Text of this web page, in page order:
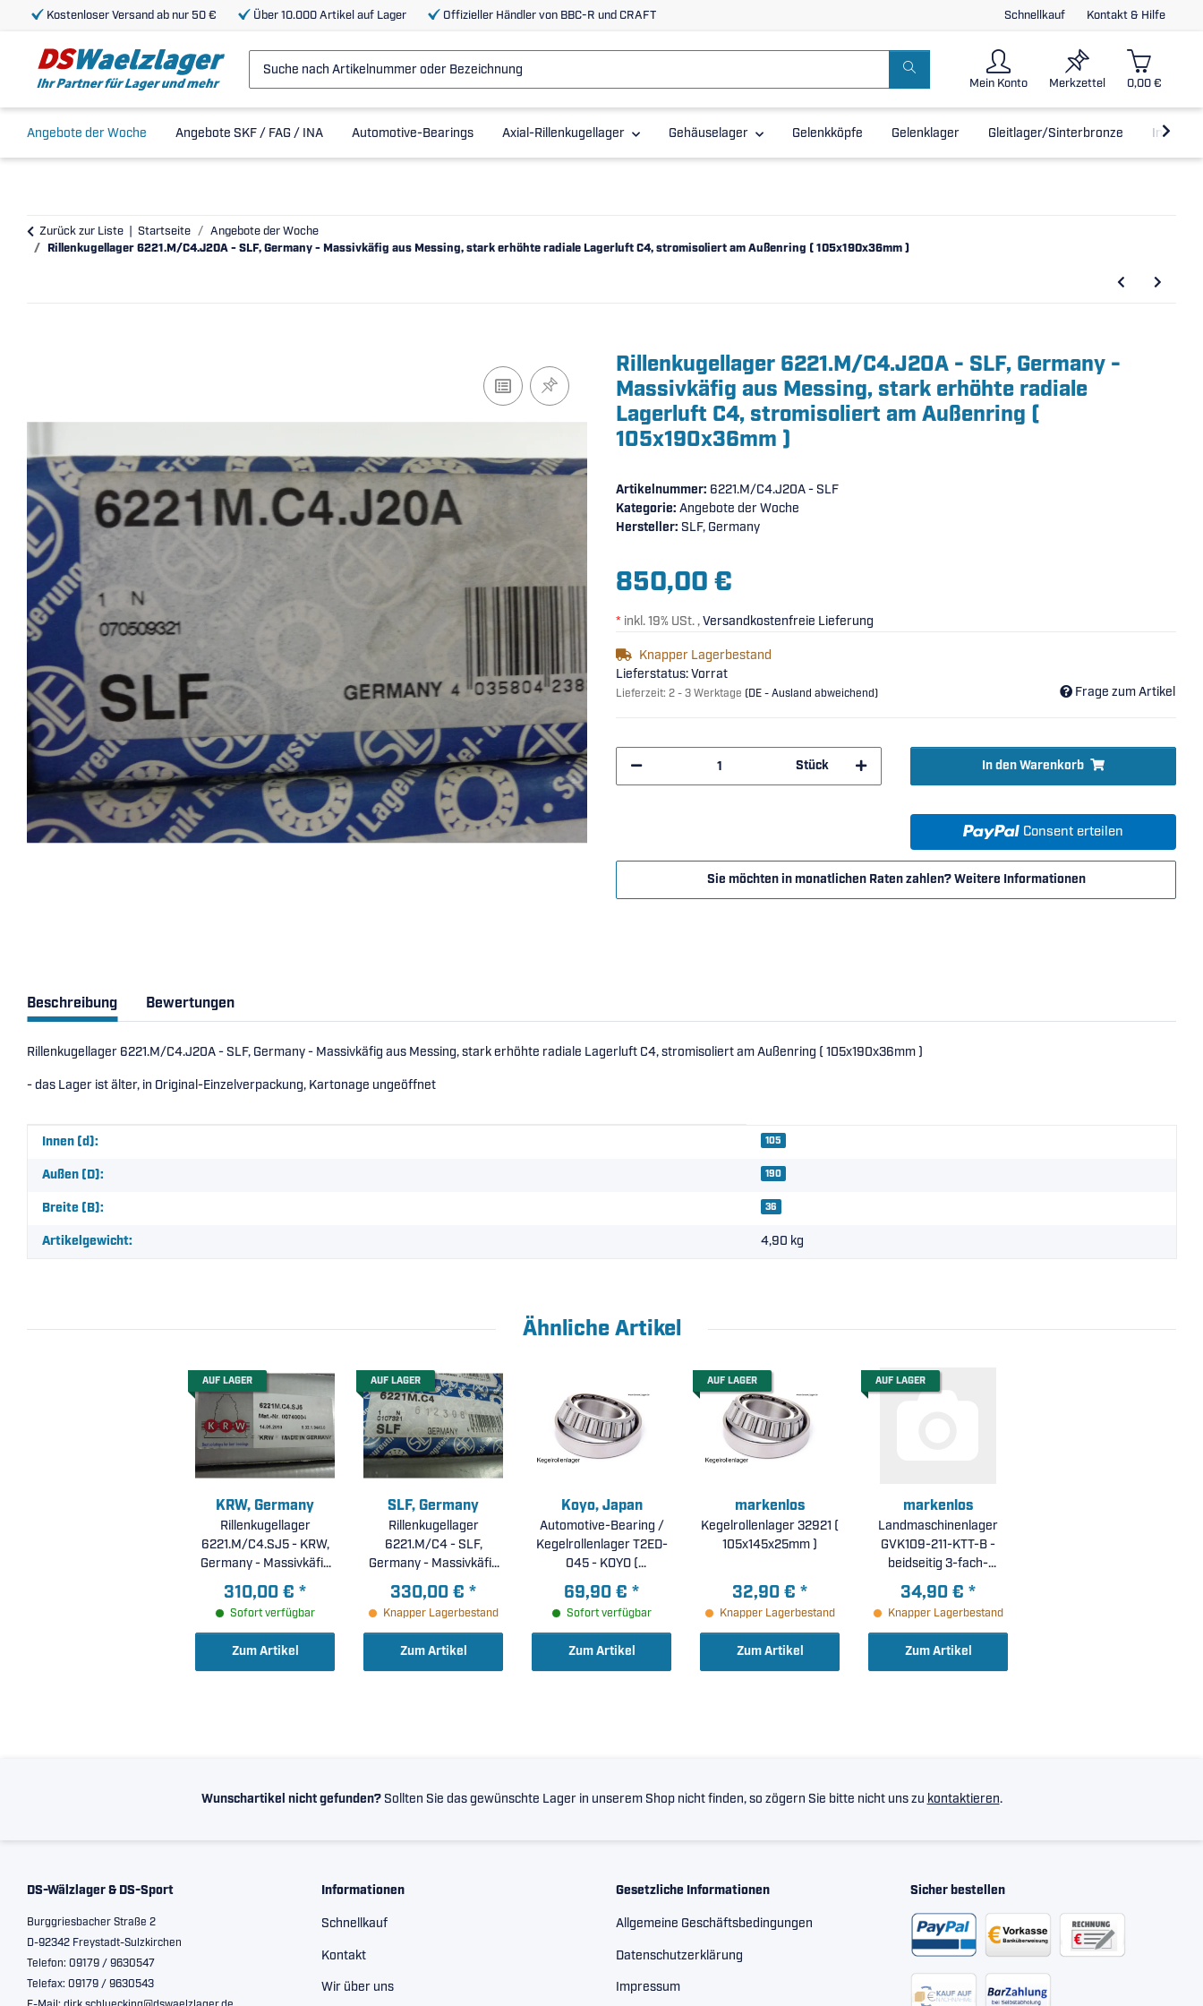
Schnellkauf Kontakt & Hilfe
Kostenloser Versand ab nur 50 € Über 10.000 Artikel auf Lager Offizieller Händler von BBC-R und CRAFT
Mein Konto Merkzettel 0,00 €
Angebote der Woche Angebote SKF / FAG / INA Automotive-Bearings Axial-Rillenkugellager Gehäuselager Gelenkköpfe Gelenklager Gleitlager/Sinterbronze Inline-
Zurück zur Liste Startseite
Angebote der Woche
Rillenkugellager 6221.M/C4.J20A - SLF, Germany - Massivkäfig aus Messing, stark erhöhte radiale Lagerluft C4, stromisoliert am Außenring ( 105x190x36mm )
Rillenkugellager 6221.M/C4.J20A - SLF, Germany -
Massivkäfig aus Messing, stark erhöhte radiale
Lagerluft C4, stromisoliert am Außenring (
105x190x36mm )
Artikelnummer: 6221.M/C4.J20A - SLF
Kategorie: Angebote der Woche
Hersteller: SLF, Germany
850,00 €
* inkl. 19% USt. ,Versandkostenfreie Lieferung
Knapper Lagerbestand
Lieferstatus: Vorrat
Lieferzeit: 2 - 3 Werktage (DE - Ausland abweichend) Frage zum Artikel
Stück In den Warenkorb
Consent erteilen
Sie möchten in monatlichen Raten zahlen?Weitere Informationen
Beschreibung Bewertungen
Rillenkugellager 6221.M/C4.J20A - SLF, Germany - Massivkäfig aus Messing, stark erhöhte radiale Lagerluft C4, stromisoliert am Außenring ( 105x190x36mm )
- das Lager ist älter, in Original-Einzelverpackung, Kartonage ungeöffnet
Produkteigenschaft
Wert
Innen (d): 105
Außen (D): 190
Breite (B): 36
Artikelgewicht: 4,90 kg
Ähnliche Artikel
AUF LAGER
KRW, Germany
Rillenkugellager
6221.M/C4.SJ5 - KRW,
Germany - Massivkäfig
aus Messing, stark
erhöhte radiale
Lagerluft C4 (
105x190x36mm )
310,00 € *
Sofort verfügbar
Zum Artikel
AUF LAGER
SLF, Germany
Rillenkugellager
6221.M/C4 - SLF,
Germany - Massivkäfig
aus Messing, stark
erhöhte radiale
Lagerluft C4 (
105x190x36mm )
330,00 € *
Knapper Lagerbestand
Zum Artikel
Koyo, Japan
Automotive-Bearing /
Kegelrollenlager T2ED-
045 - KOYO (
45x95x36mm )
69,90 € *
Sofort verfügbar
Zum Artikel
AUF LAGER
markenlos
Kegelrollenlager 32921 (
105x145x25mm )
32,90 € *
Knapper Lagerbestand
Zum Artikel
AUF LAGER
markenlos
Landmaschinenlager
GVK109-211-KTT-B -
beidseitig 3-fach-
Lippendichtung, balliger
Außenring,
Innenvierkant (
40,45x100x36mm )
34,90 € *
Knapper Lagerbestand
Zum Artikel
Wunschartikel nicht gefunden?Sollten Sie das gewünschte Lager in unserem Shop nicht finden, so zögern Sie bitte nicht uns zu kontaktieren.
DS-Wälzlager & DS-Sport
Burggriesbacher Straße 2
D-92342 Freystadt-Sulzkirchen
Telefon: 09179 / 9630547
Telefax: 09179 / 9630543
Informationen
Schnellkauf
Kontakt
Wir über uns
Gesetzliche Informationen
Allgemeine Geschäftsbedingungen
Datenschutzerklärung
Impressum
Sicher bestellen